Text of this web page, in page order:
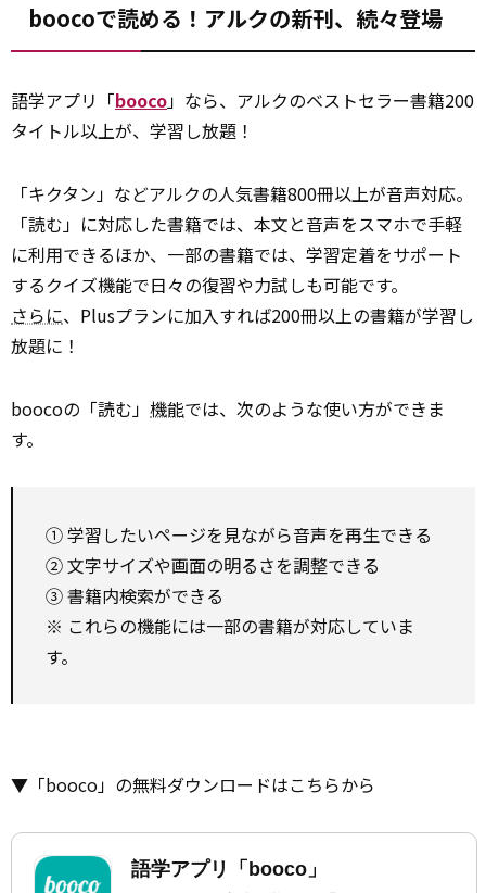
boocoで読める！アルクの新刊、続々登場
語学アプリ「booco」なら、アルクのベストセラー書籍200
タイトル以上が、学習し放題！
「キクタン」などアルクの人気書籍800冊以上が音声対応。
「読む」に対応した書籍では、本文と音声をスマホで手軽
に利用できるほか、一部の書籍では、学習定着をサポート
するクイズ機能で日々の復習や力試しも可能です。
さらに、Plusプランに加入すれば200冊以上の書籍が学習し
放題に！
boocoの「読む」 機能では、次のような使い方ができま
す。
① 学習したいページを見ながら音声を再生できる
② 文字サイズや画面の明るさを調整できる
③ 書籍内検索ができる
※ これらの機能には一部の書籍が対応していま
す。
▼「booco」の無料ダウンロードはこちらから